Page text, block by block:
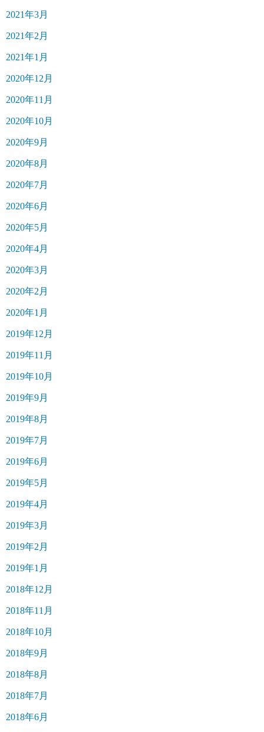
2021年3月
2021年2月
2021年1月
2020年12月
2020年11月
2020年10月
2020年9月
2020年8月
2020年7月
2020年6月
2020年5月
2020年4月
2020年3月
2020年2月
2020年1月
2019年12月
2019年11月
2019年10月
2019年9月
2019年8月
2019年7月
2019年6月
2019年5月
2019年4月
2019年3月
2019年2月
2019年1月
2018年12月
2018年11月
2018年10月
2018年9月
2018年8月
2018年7月
2018年6月